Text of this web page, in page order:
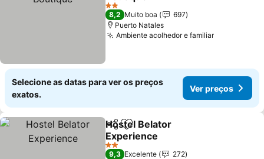
2 Estrelas
8,2 Muito boa
697
Puerto Natales
Ambiente acolhedor e familiar
Selecione as datas para ver os preços
exatos.
Ver preços
PartilharAdicionar aos favoritos
Hostel Belator
Experience
2 Estrelas
9,3 Excelente
272